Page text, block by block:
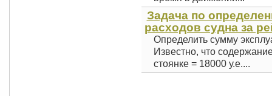
Задача по
расходов судна за
Определить сумму
Известно, что
стоянке = 18000 у.е....